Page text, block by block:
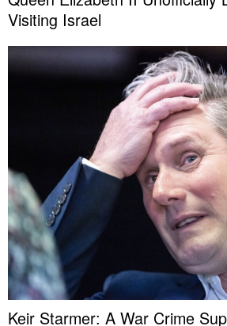
Visiting Israel
Keir Starmer: A War Crime